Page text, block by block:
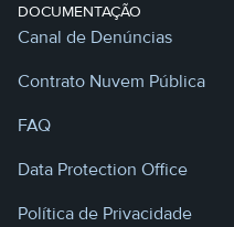
DOCUMENTAÇÃO
Canal de Denúncias
Contrato Nuvem Pública
FAQ
Data Protection Office
Política de Privacidade